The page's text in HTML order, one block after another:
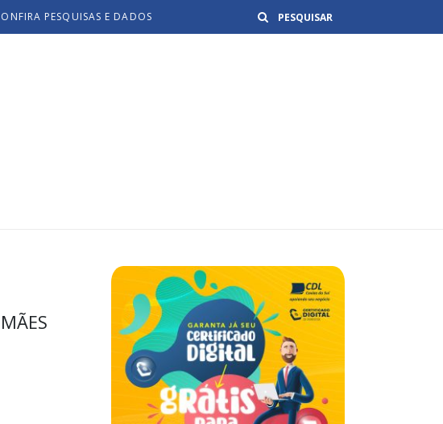
PESQUISAS E DADOS Buscar